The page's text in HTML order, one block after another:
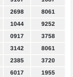
2698
8061
1044
9252
0917
3758
3142
8061
2385
3720
6017
1955